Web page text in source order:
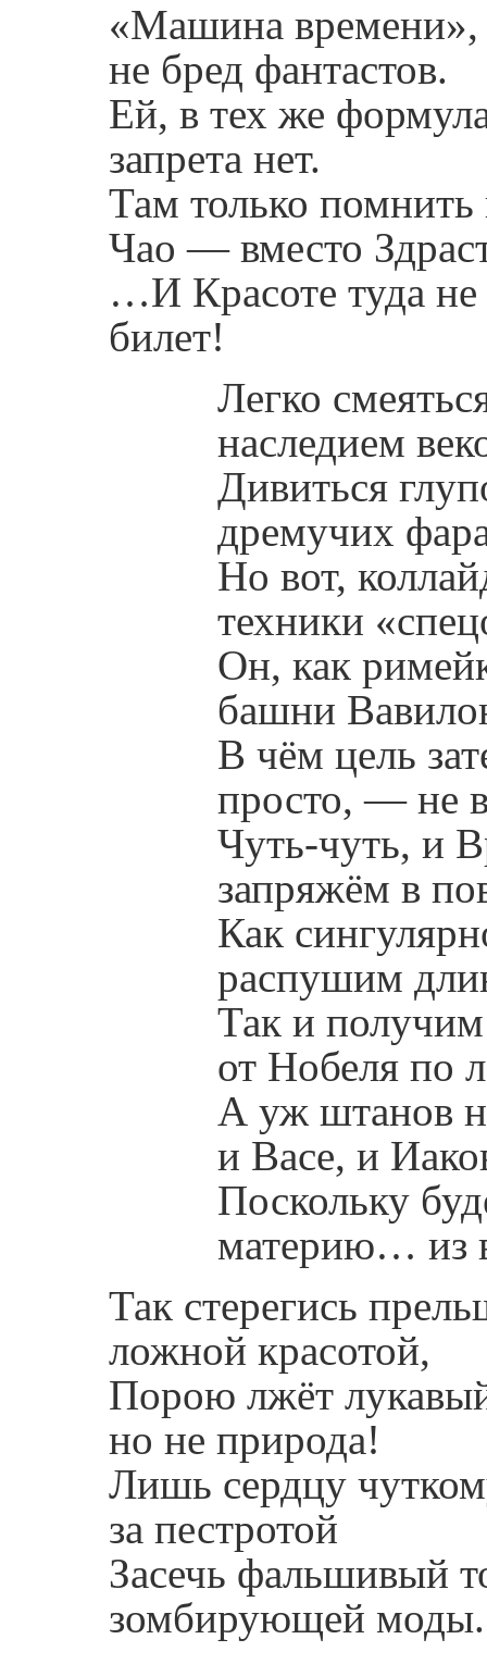
«Машина
не бред фантастов.
Ей, в тех же
запрета нет.
Там только помнить
Чао — вместо
…И Красоте туда не
билет!
Легко
наследием
Дивиться
дремучих
Но вот,
техники
Он, как
башни
В чём цель
просто, — не
Чуть-чуть, и
запряжём в
Как
распушим
Так и получим
от Нобеля по
А уж штанов
и Васе, и
Поскольку
материю… из
Так стерегись
ложной красотой,
Порою лжёт
но не природа!
Лишь сердцу
за пестротой
Засечь фальшивый
зомбирующей моды.